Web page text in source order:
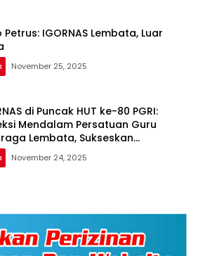
Lembata, Luar
November 25, 2025
di Puncak HUT ke-80 PGRI:
Mendalam Persatuan Guru
Lembata, Sukseskan
Bola Voli
November 24, 2025